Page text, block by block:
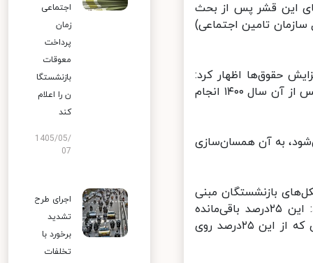
این قشر پس از بحث
تامین اجتماعی)
حقوق‌ها اظهار کرد:
همسان‌سازی حقوق بازنشستگان تامین اجتماعی در اسنفدماه سال ۱۳۹۹ و پس از آن سال ۱۴۰۰ انجام
به آن همسان‌سازی
بازنشستگان مبنی
بر باقی ماندن ۲۵درصد از همسان‌سازی‌ها را تایید می‌کنید؟» توضیح داد: این ۲۵درصد باقی‌مانده
درست است ولی ۲۵درصد مزبور مربوط به زمان برقراری حقوق است و عددی که از این ۲۵درصد روی
اجتماعی
زمان
پرداخت
معوقات
بازنشستگا
ن را اعلام
کند
1405/05/
07
اجرای طرح
تشدید
برخورد با
تخلفات